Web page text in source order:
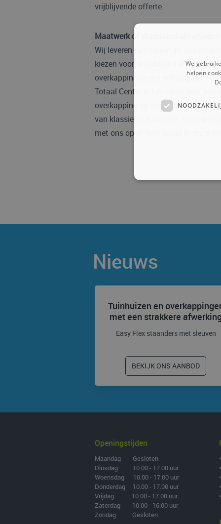
vrijblijvende offerte.
Maatwerk of standaard afmetingen
Wij leveren tuinhuizen en
kiezen voor standdaard
overkappingen zijn volledig aan te
Totaal Center is hét adres voor een
overkapping op maat in alle stijlen,
van klassiek tot modern. Voor
met ons op of kom langs in onze
Nieuws
Tuinhuizen en
met een strakkere afwerking
Easy Flex staanders met sleuven
BEKIJK ONS AANBOD
Openingstijden
Maandag Gesloten
Dinsdag 10.00 - 17.00 uur
Woensdag 10.00 - 17.00 uur
Donderdag 10.00 - 17.00 uur
Vrijdag 10.00 - 17.00 uur
Zaterdag 10.00 - 16.00 uur
Zondag Gesloten
•
•
•
•
•
We
helpen